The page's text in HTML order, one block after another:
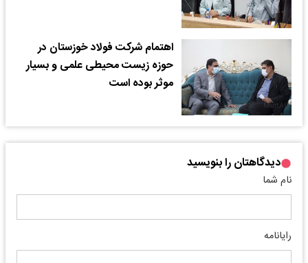
اهتمام شرکت فولاد خوزستان در
حوزه زیست محیطی علمی و بسیار
موثر بوده است
دیدگاهتان را بنویسید
نام شما
رایانامه